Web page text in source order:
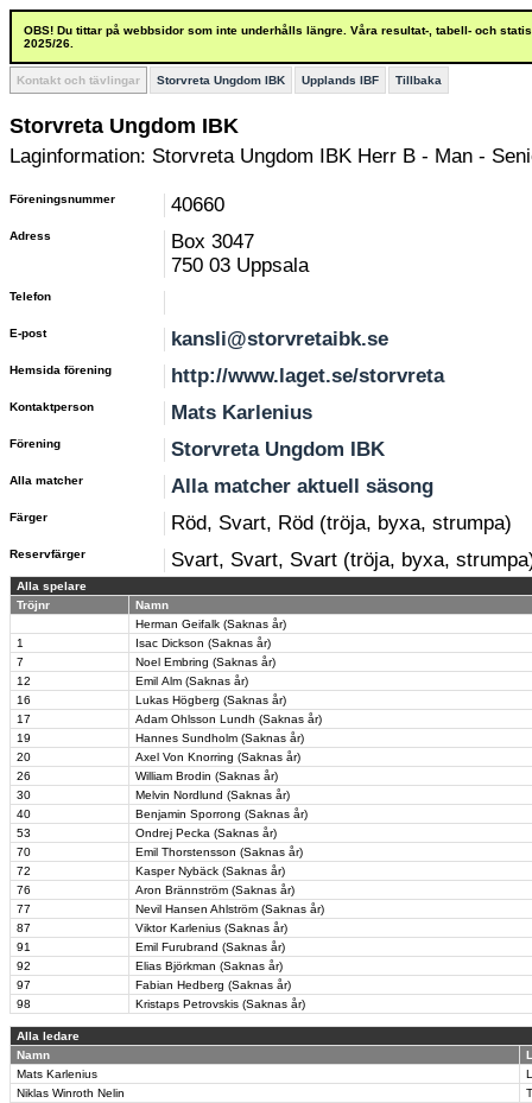
OBS! Du tittar på webbsidor som inte underhålls längre. Våra resultat-, tabell- och
2025/26.
Kontakt och tävlingar Storvreta Ungdom IBK Upplands IBF Tillbaka
Storvreta Ungdom IBK
Laginformation: Storvreta Ungdom IBK Herr B - Man -
Föreningsnummer 40660
Adress
Box 3047
750 03 Uppsala
Telefon
E-post kansli@storvretaibk.se
Hemsida förening http://www.laget.se/storvreta
Kontaktperson Mats Karlenius
Förening Storvreta Ungdom IBK
Alla matcher Alla matcher aktuell säsong
Färger Röd, Svart, Röd (tröja, byxa, strumpa)
Reservfärger Svart, Svart, Svart (tröja, byxa,
Alla spelare
Tröjnr
Namn
Herman Geifalk (Saknas år)
1
Isac Dickson (Saknas år)
7
Noel Embring (Saknas år)
12
Emil Alm (Saknas år)
16
Lukas Högberg (Saknas år)
17
Adam Ohlsson Lundh (Saknas år)
19
Hannes Sundholm (Saknas år)
20
Axel Von Knorring (Saknas år)
26
William Brodin (Saknas år)
30
Melvin Nordlund (Saknas år)
40
Benjamin Sporrong (Saknas år)
53
Ondrej Pecka (Saknas år)
70
Emil Thorstensson (Saknas år)
72
Kasper Nybäck (Saknas år)
76
Aron Brännström (Saknas år)
77
Nevil Hansen Ahlström (Saknas år)
87
Viktor Karlenius (Saknas år)
91
Emil Furubrand (Saknas år)
92
Elias Björkman (Saknas år)
97
Fabian Hedberg (Saknas år)
98
Kristaps Petrovskis (Saknas år)
Alla ledare
Namn
Mats Karlenius
Niklas Winroth Nelin